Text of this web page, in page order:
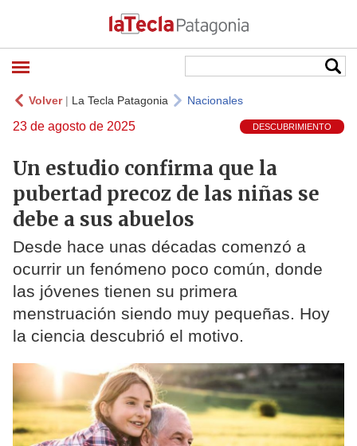
Volver| La Tecla Patagonia Nacionales
23 de agosto de 2025 DESCUBRIMIENTO
Un estudio confirma que la
pubertad precoz de las niñas se
debe a sus abuelos
Desde hace unas décadas comenzó a
ocurrir un fenómeno poco común, donde
las jóvenes tienen su primera
menstruación siendo muy pequeñas. Hoy
la ciencia descubrió el motivo.